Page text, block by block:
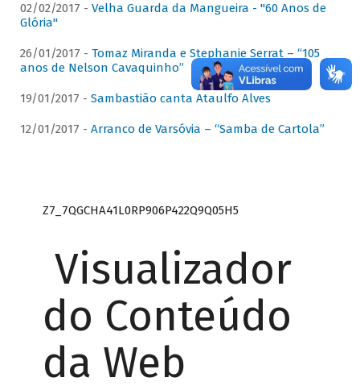
02/02/2017 - Velha Guarda da Mangueira - "60 Anos de
Glória"
26/01/2017 - Tomaz Miranda e Stephanie Serrat – “105
anos de Nelson Cavaquinho”
19/01/2017 - Sambastião canta Ataulfo Alves
12/01/2017 - Arranco de Varsóvia – “Samba de Cartola”
Z7_7QGCHA41L0RP906P422Q9Q05H5
Visualizador
do Conteúdo
da Web